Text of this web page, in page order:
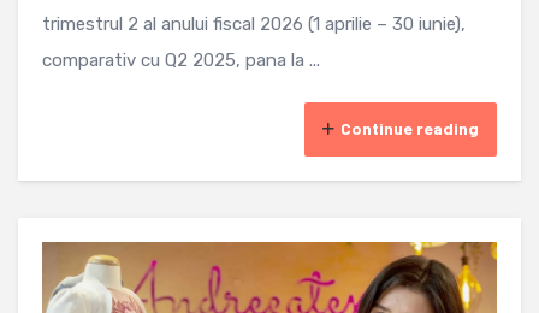
trimestrul 2 al anului fiscal 2026 (1 aprilie – 30 iunie),
comparativ cu Q2 2025, pana la ...
Continue reading